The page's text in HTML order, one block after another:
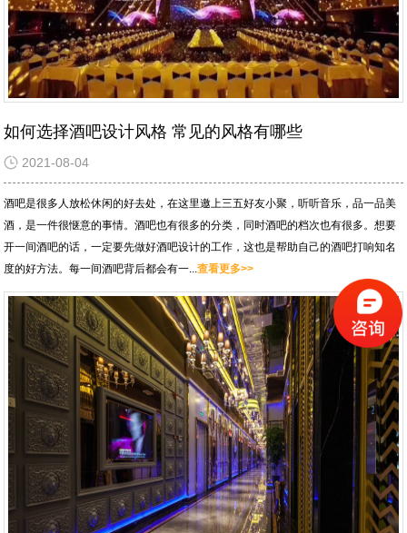
如何选择酒吧设计风格 常见的风格有哪些
2021-08-04
酒吧是很多人放松休闲的好去处，在这里邀上三五好友小聚，听听音乐，品一品美
酒，是一件很惬意的事情。酒吧也有很多的分类，同时酒吧的档次也有很多。想要
开一间酒吧的话，一定要先做好酒吧设计的工作，这也是帮助自己的酒吧打响知名
度的好方法。每一间酒吧背后都会有一...查看更多>>